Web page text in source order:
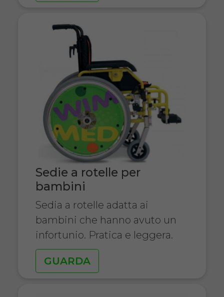
Sedie a rotelle per
bambini
Sedia a rotelle adatta ai
bambini che hanno avuto un
infortunio. Pratica e leggera.
GUARDA